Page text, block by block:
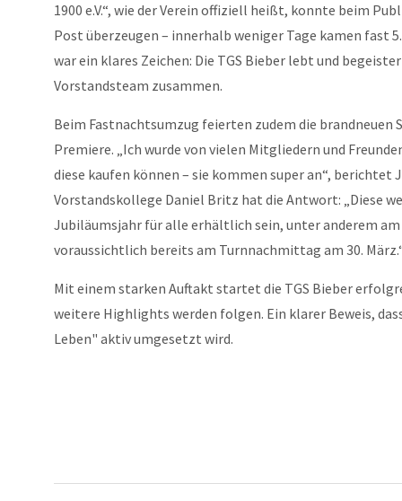
1900 e.V.“, wie der Verein offiziell heißt, konnte beim
Post überzeugen – innerhalb weniger Tage kamen fast
war ein klares Zeichen: Die TGS Bieber lebt und
Vorstandsteam zusammen.
Beim Fastnachtsumzug feierten zudem die brandneuen
Premiere. „Ich wurde von vielen Mitgliedern und
diese kaufen können – sie kommen super an“, berichtet
Vorstandskollege Daniel Britz hat die Antwort: „Diese
Jubiläumsjahr für alle erhältlich sein, unter anderem
voraussichtlich bereits am Turnnachmittag am 30.
Mit einem starken Auftakt startet die TGS Bieber
weitere Highlights werden folgen. Ein klarer Beweis,
Leben" aktiv umgesetzt wird.